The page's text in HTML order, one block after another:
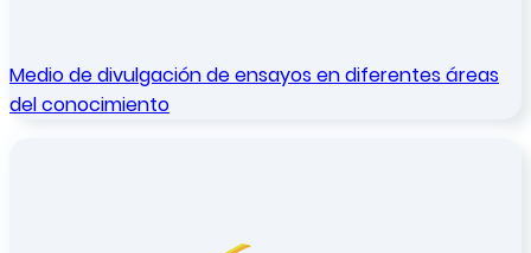
Medio de divulgación de ensayos en diferentes áreas
del conocimiento